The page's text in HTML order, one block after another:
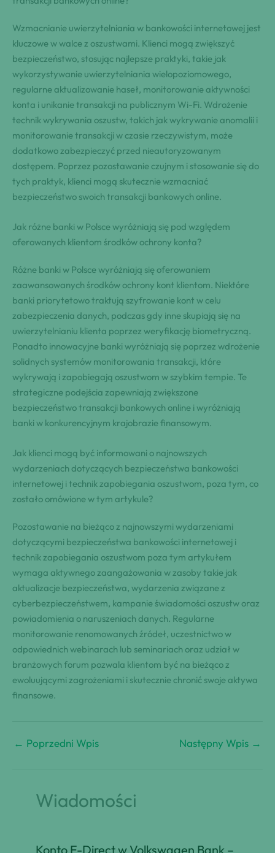
Wzmacnianie uwierzytelniania w bankowości internetowej jest
kluczowe w walce z oszustwami. Klienci mogą zwiększyć
bezpieczeństwo, stosując najlepsze praktyki, takie jak
wykorzystywanie uwierzytelniania wielopoziomowego,
regularne aktualizowanie haseł, monitorowanie aktywności
konta i unikanie transakcji na publicznym Wi-Fi. Wdrożenie
technik wykrywania oszustw, takich jak wykrywanie anomalii i
monitorowanie transakcji w czasie rzeczywistym, może
dodatkowo zabezpieczyć przed nieautoryzowanym
dostępem. Poprzez pozostawanie czujnym i stosowanie się do
tych praktyk, klienci mogą skutecznie wzmacniać
bezpieczeństwo swoich transakcji bankowych online.
Jak różne banki w Polsce wyróżniają się pod względem
oferowanych klientom środków ochrony konta?
Różne banki w Polsce wyróżniają się oferowaniem
zaawansowanych środków ochrony kont klientom. Niektóre
banki priorytetowo traktują szyfrowanie kont w celu
zabezpieczenia danych, podczas gdy inne skupiają się na
uwierzytelnianiu klienta poprzez weryfikację biometryczną.
Ponadto innowacyjne banki wyróżniają się poprzez wdrożenie
solidnych systemów monitorowania transakcji, które
wykrywają i zapobiegają oszustwom w szybkim tempie. Te
strategiczne podejścia zapewniają zwiększone
bezpieczeństwo transakcji bankowych online i wyróżniają
banki w konkurencyjnym krajobrazie finansowym.
Jak klienci mogą być informowani o najnowszych
wydarzeniach dotyczących bezpieczeństwa bankowości
internetowej i technik zapobiegania oszustwom, poza tym, co
zostało omówione w tym artykule?
Pozostawanie na bieżąco z najnowszymi wydarzeniami
dotyczącymi bezpieczeństwa bankowości internetowej i
technik zapobiegania oszustwom poza tym artykułem
wymaga aktywnego zaangażowania w zasoby takie jak
aktualizacje bezpieczeństwa, wydarzenia związane z
cyberbezpieczeństwem, kampanie świadomości oszustw oraz
powiadomienia o naruszeniach danych. Regularne
monitorowanie renomowanych źródeł, uczestnictwo w
odpowiednich webinarach lub seminariach oraz udział w
branżowych forum pozwala klientom być na bieżąco z
ewoluującymi zagrożeniami i skutecznie chronić swoje aktywa
finansowe.
← Poprzedni Wpis Następny Wpis →
Wiadomości
Konto E-Direct w Volkswagen Bank –